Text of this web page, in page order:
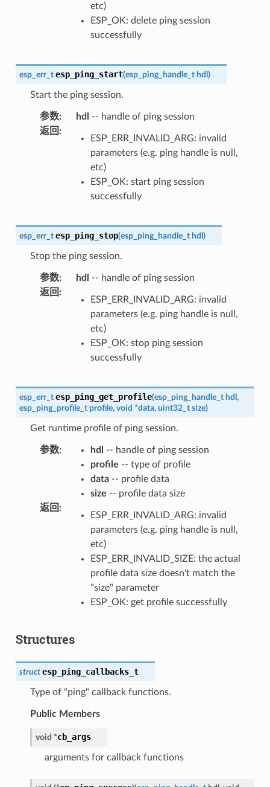
etc)
ESP_OK: delete ping session
successfully
esp_err_t esp_ping_start(esp_ping_handle_t hdl )
Start the ping session.
参数: hdl
-- handle of ping session
返回 :
ESP_ERR_INVALID_ARG: invalid
parameters (e.g. ping handle is null,
etc)
ESP_OK: start ping session
successfully
esp_err_t esp_ping_stop(esp_ping_handle_t hdl )
Stop the ping session.
参数: hdl
-- handle of ping session
返回 :
ESP_ERR_INVALID_ARG: invalid
parameters (e.g. ping handle is null,
etc)
ESP_OK: stop ping session
successfully
esp_err_t esp_ping_get_profile(esp_ping_handle_t hdl ,
esp_ping_profile_t profile, void *data, uint32_t size)
Get runtime profile of ping session.
参数: hdl
-- handle of ping session
profile -- type of profile
data-- profile data
size -- profile data size
返回 :
ESP_ERR_INVALID_ARG: invalid
parameters (e.g. ping handle is null,
etc)
ESP_ERR_INVALID_SIZE: the actual
profile data size doesn't match the
"size" parameter
ESP_OK: get profile successfully
Structures
struct esp_ping_callbacks_t
Type of "ping" callback functions.
Public Members
void *cb_args
arguments for callback functions